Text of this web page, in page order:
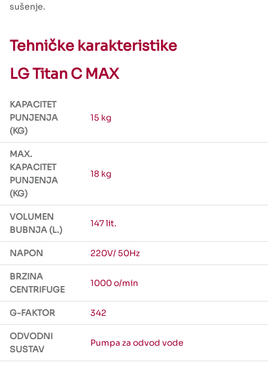
sušenje.
Tehničke karakteristike
LG Titan C MAX
KAPACITET
PUNJENJA
(KG)
15 kg
MAX.
KAPACITET
PUNJENJA
(KG)
18 kg
VOLUMEN
BUBNJA (L.)
147 lit.
NAPON 220V/ 50Hz
BRZINA
CENTRIFUGE
1000 o/min
G-FAKTOR 342
ODVODNI
SUSTAV
Pumpa za odvod vode